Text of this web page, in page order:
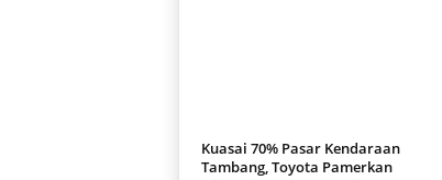
Kuasai 70% Pasar Kendaraan
Tambang, Toyota Pamerkan